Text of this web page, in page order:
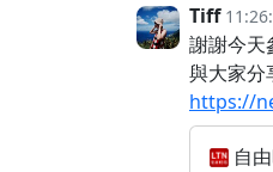
Tiff
謝謝今天
與大家分
https://
自